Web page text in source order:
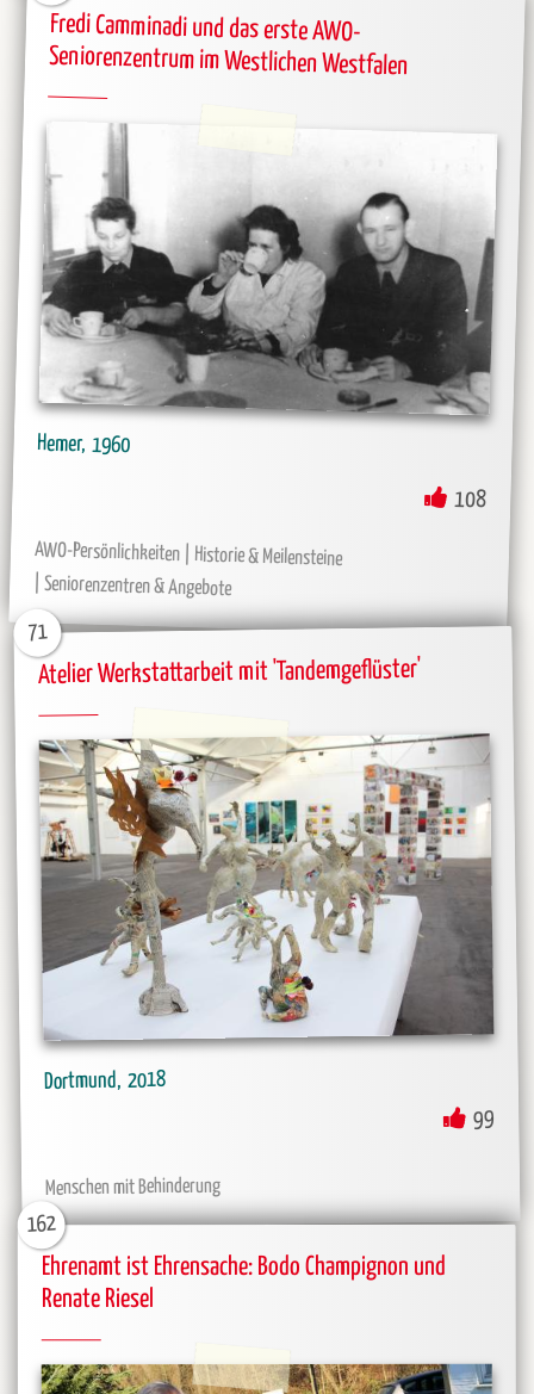
Fredi Camminadi und das erste AWO-
Seniorenzentrum im Westlichen Westfalen
Hemer 1960
108
AWO-Persönlichkeiten Historie & Meilensteine
Seniorenzentren & Angebote
Atelier Werkstattarbeit mit 'Tandemgeflüster'
71
Dortmund 2018
99
Menschen mit Behinderung
Ehrenamt ist Ehrensache: Bodo Champignon und
Renate Riesel
162